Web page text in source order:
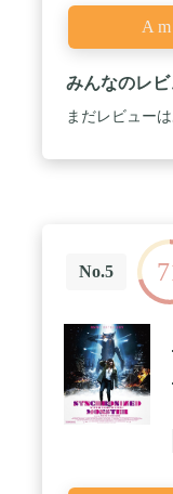
みんなのレ
まだレビュー
No.5